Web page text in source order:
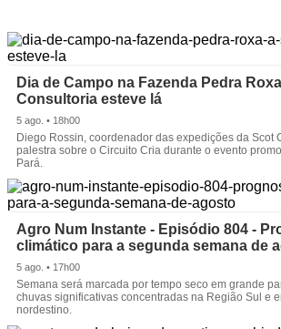
Dia de Campo na Fazenda Pedra
Consultoria esteve lá
5 ago. • 18h00
Diego Rossin, coordenador das expedições da Scot
palestra sobre o Circuito Cria durante o evento
Pará.
Agro Num Instante - Episódio 804 -
climático para a segunda semana de
5 ago. • 17h00
Semana será marcada por tempo seco em grande
chuvas significativas concentradas na Região Sul e
nordestino.